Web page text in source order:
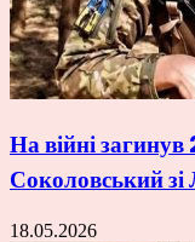
На війні
Соколовський
18.05.2026